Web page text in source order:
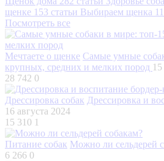
щенке 153 статьи Выбираем щенка
Посмотреть все
Мечтаете о щенке Самые умные
крупных, средних и мелких пород
28 742 0
Дрессировка собак Дрессировка и
16 августа 2024
15 310 1
Питание собак Можно ли сельдерей
6 266 0